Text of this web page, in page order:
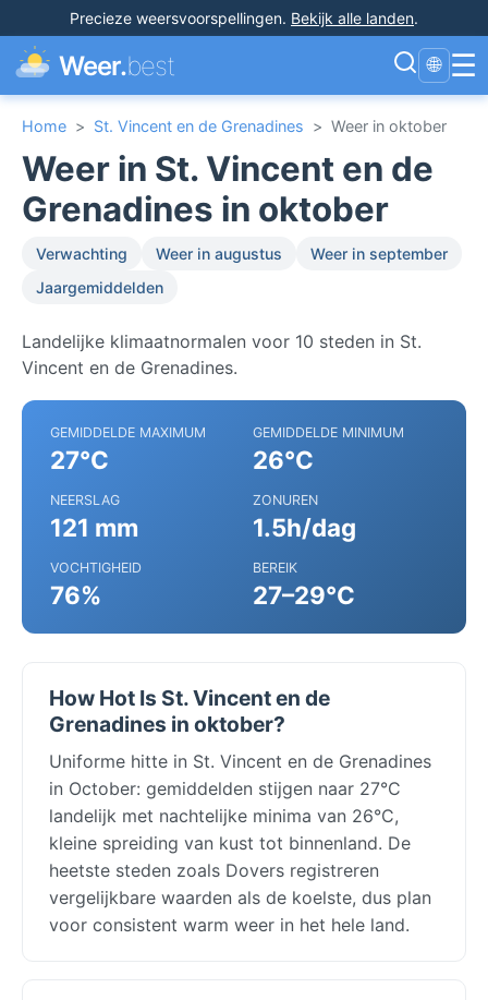
Precieze weersvoorspellingen. Bekijk alle landen.
Weer.best 🌐 ☰
Home > St. Vincent en de Grenadines > Weer in oktober
Weer in St. Vincent en de
Grenadines in oktober
Verwachting Weer in augustus
Weer in september
Jaargemiddelden
Landelijke klimaatnormalen voor 10 steden in St.
Vincent en de Grenadines.
GEMIDDELDE MAXIMUM
27°C
GEMIDDELDE MINIMUM
26°C
NEERSLAG
121 mm
ZONUREN
1.5h/dag
VOCHTIGHEID
76%
BEREIK
27–29°C
How Hot Is St. Vincent en de
Grenadines in oktober?
Uniforme hitte in St. Vincent en de Grenadines
in October: gemiddelden stijgen naar 27°C
landelijk met nachtelijke minima van 26°C,
kleine spreiding van kust tot binnenland. De
heetste steden zoals Dovers registreren
vergelijkbare waarden als de koelste, dus plan
voor consistent warm weer in het hele land.